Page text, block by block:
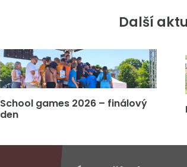
Další
School games 2026 – finálový
den